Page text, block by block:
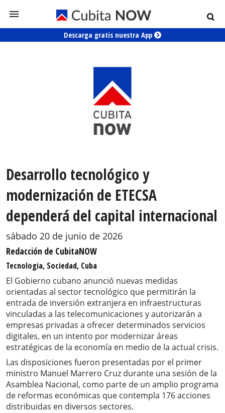
Descarga gratis nuestra App
Desarrollo tecnológico y
modernización de ETECSA
dependerá del capital internacional
sábado 20 de junio de 2026
Redacción de CubitaNOW
Tecnologia, Sociedad, Cuba
El Gobierno cubano anunció nuevas medidas
orientadas al sector tecnológico que permitirán la
entrada de inversión extranjera en infraestructuras
vinculadas a las telecomunicaciones y autorizarán a
empresas privadas a ofrecer determinados servicios
digitales, en un intento por modernizar áreas
estratégicas de la economía en medio de la actual crisis.
Las disposiciones fueron presentadas por el primer
ministro Manuel Marrero Cruz durante una sesión de la
Asamblea Nacional, como parte de un amplio programa
de reformas económicas que contempla 176 acciones
distribuidas en diversos sectores.